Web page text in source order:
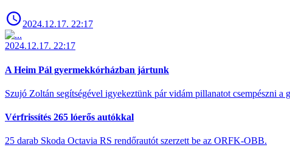
2024.12.17. 22:17
2024.12.17. 22:17
A Heim Pál gyermekkórházban jártunk
Szujó Zoltán segítségével igyekeztünk pár vidám pillanatot csempészni a
Vérfrissítés 265 lóerős autókkal
25 darab Skoda Octavia RS rendőrautót szerzett be az ORFK-OBB.